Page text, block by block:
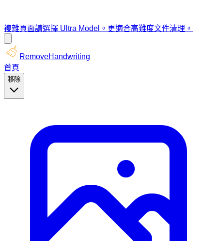
複雜頁面請選擇 Ultra Model。更適合高難度文件清理。
RemoveHandwriting
首頁
移除